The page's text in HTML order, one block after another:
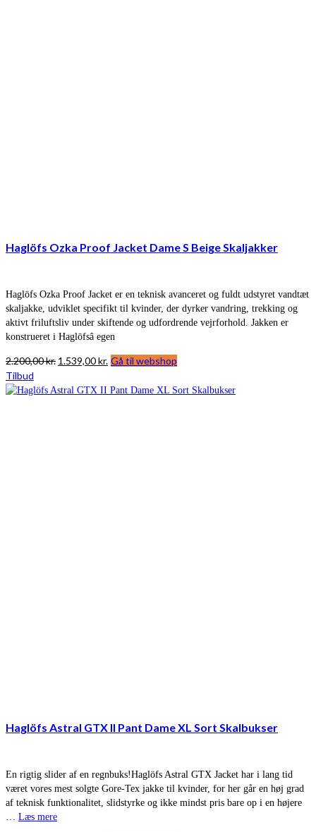
Haglöfs Ozka Proof Jacket Dame S Beige Skaljakker
Haglöfs Ozka Proof Jacket er en teknisk avanceret og fuldt udstyret vandtæt
skaljakke, udviklet specifikt til kvinder, der dyrker vandring, trekking og
aktivt friluftsliv under skiftende og udfordrende vejrforhold. Jakken er
konstrueret i Haglöfsâ egen
2.200,00kr. Den
pris
1.539,00kr. Den
pris
Gå til webshop
Tilbud
Haglöfs Astral GTX II Pant Dame XL Sort Skalbukser
En rigtig slider af en regnbuks!Haglöfs Astral GTX Jacket har i lang tid
været vores mest solgte Gore-Tex jakke til kvinder, for her går en høj grad
af teknisk funktionalitet, slidstyrke og ikke mindst pris bare op i en højere
… Læs mere